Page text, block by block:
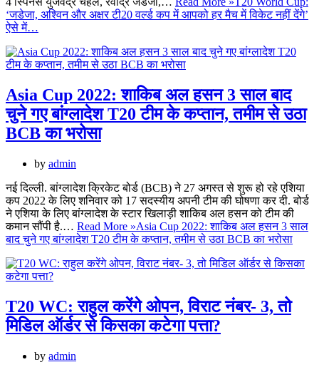
‘जडेजा, अश्विन और अक्षर टी20 वर्ल्ड कप में आपको हर मैच में विकेट नहीं देंगे’
ऐसे में…
Asia Cup 2022: शाकिब अल हसन 3 साल बाद
चुने गए बांग्लादेश T20 टीम के कप्तान, तमीम से उठा
BCB का भरोसा
by admin
नई दिल्ली. बांग्लादेश क्रिकेट बोर्ड (BCB) ने 27 अगस्त से शुरू हो रहे एशिया
कप 2022 के लिए शनिवार को 17 सदस्यीय अपनी टीम की घोषणा कर दी. बोर्ड
ने एशिया के लिए बांग्लादेश के स्टार खिलाड़ी शाकिब अल हसन को टीम की
कमान सौंपी है.… Read More »Asia Cup 2022: शाकिब अल हसन 3 साल
बाद चुने गए बांग्लादेश T20 टीम के कप्तान, तमीम से उठा BCB का भरोसा
T20 WC: राहुल करेंगे ओपन, विराट नंबर- 3, तो
मिडिल ऑर्डर से किसका कटेगा पत्ता?
by admin